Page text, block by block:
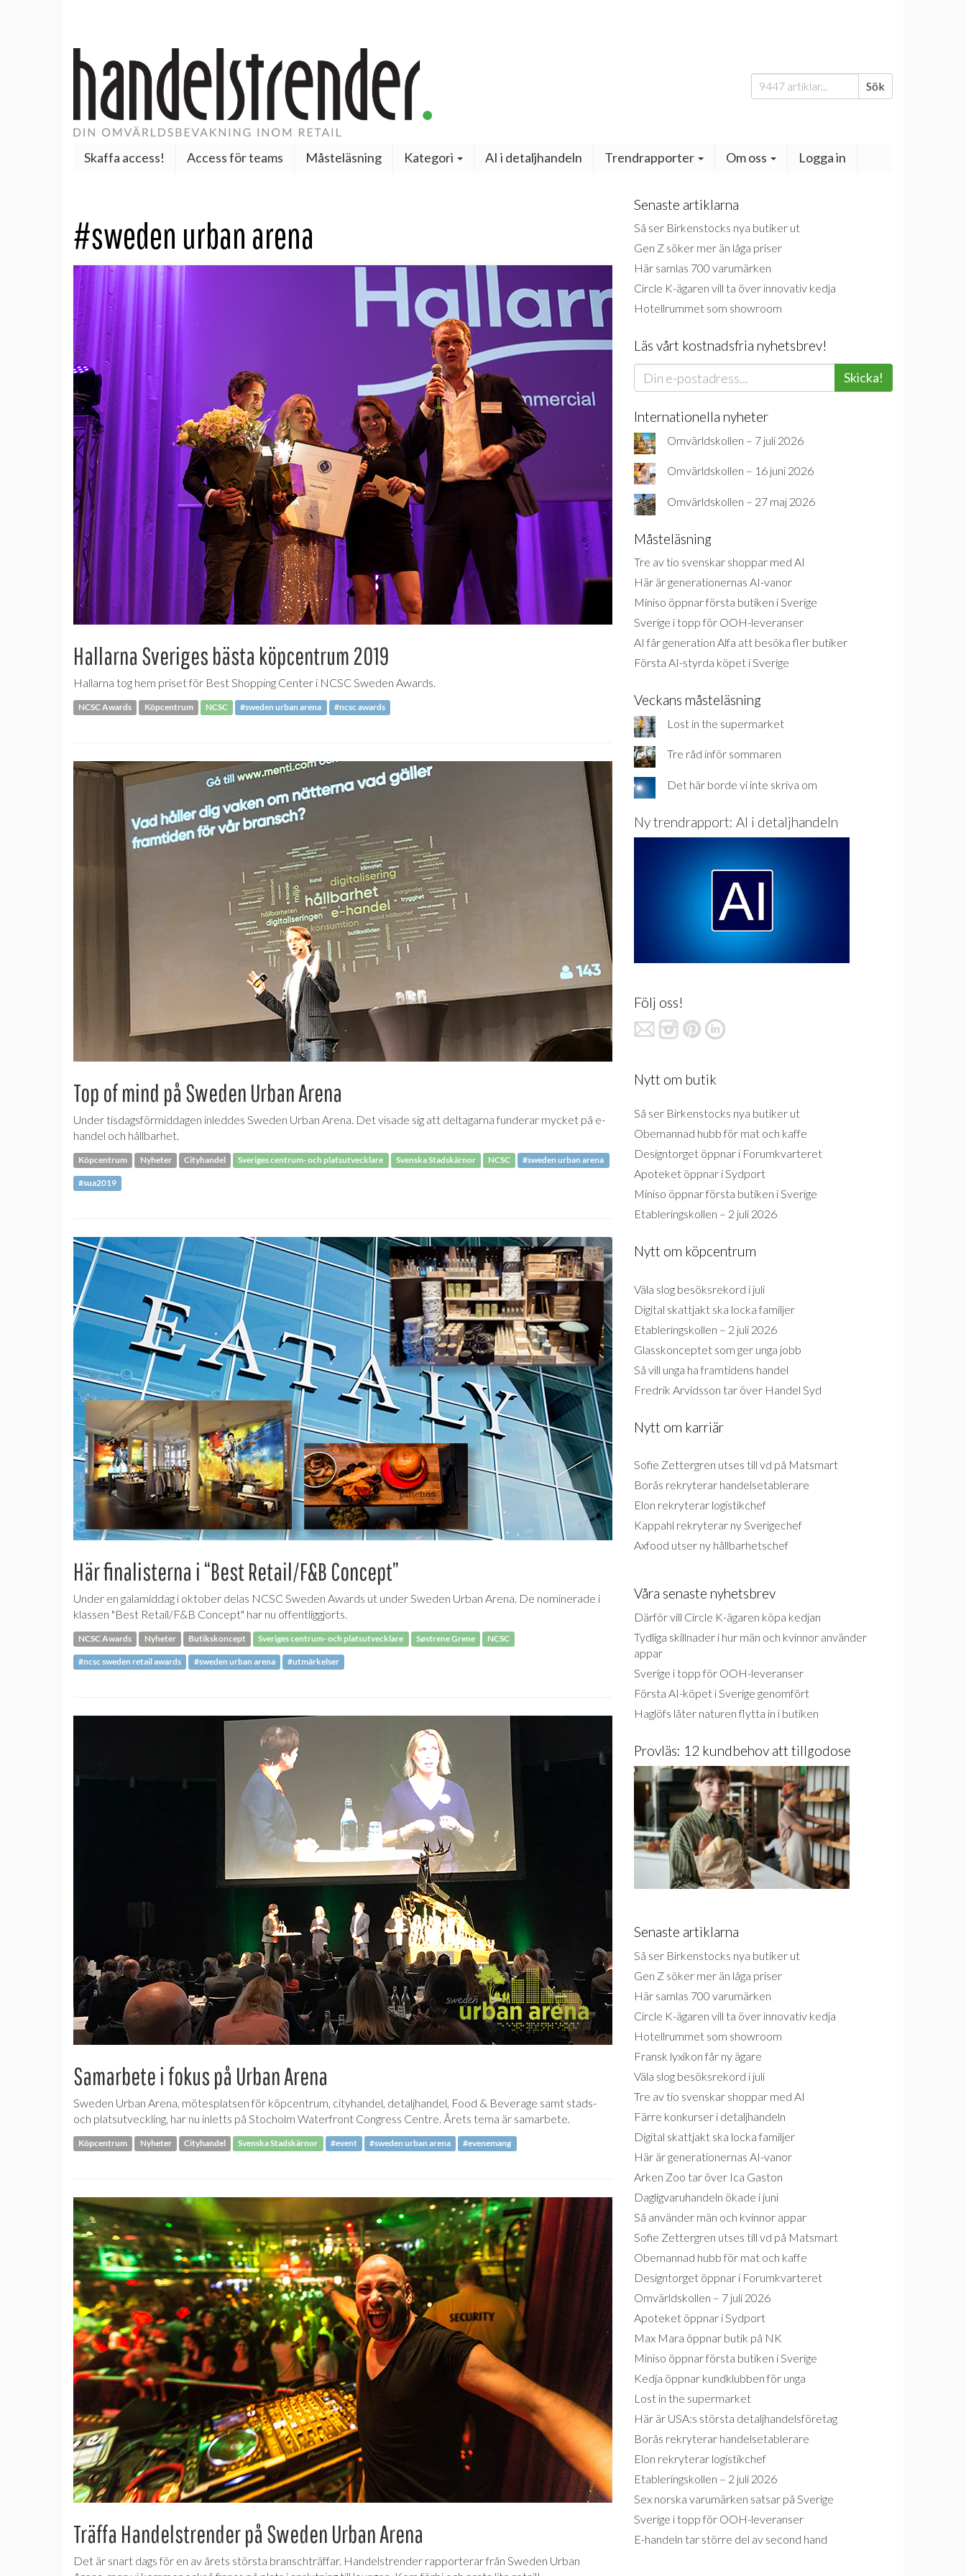
Sök
efter:
Sök
Skaffa access! Access för teams Måsteläsning Kategori AI i detaljhandeln Trendrapporter Om oss Logga in
#sweden urban arena
Hallarna Sveriges bästa köpcentrum 2019
Hallarna tog hem priset för Best Shopping Center i NCSC Sweden Awards.
NCSC Awards Köpcentrum NCSC #sweden urban arena #ncsc awards
Top of mind på Sweden Urban Arena
Under tisdagsförmiddagen inleddes Sweden Urban Arena. Det visade sig att deltagarna funderar mycket på e-
handel och hållbarhet.
Köpcentrum Nyheter Cityhandel Sveriges centrum- och platsutvecklare Svenska Stadskärnor NCSC #sweden urban arena
#sua2019
Här finalisterna i “Best Retail/F&B Concept”
Under en galamiddag i oktober delas NCSC Sweden Awards ut under Sweden Urban Arena. De nominerade i
klassen "Best Retail/F&B Concept" har nu offentliggjorts.
NCSC Awards Nyheter Butikskoncept Sveriges centrum- och platsutvecklare Søstrene Grene NCSC
#ncsc sweden retail awards #sweden urban arena #utmärkelser
Samarbete i fokus på Urban Arena
Sweden Urban Arena, mötesplatsen för köpcentrum, cityhandel, detaljhandel, Food & Beverage samt stads-
och platsutveckling, har nu inletts på Stocholm Waterfront Congress Centre. Årets tema är samarbete.
Köpcentrum Nyheter Cityhandel Svenska Stadskärnor #event #sweden urban arena #evenemang
Träffa Handelstrender på Sweden Urban Arena
Det är snart dags för en av årets största branschträffar. Handelstrender rapporterar från Sweden Urban
Senaste artiklarna
Så ser Birkenstocks nya butiker ut
Gen Z söker mer än låga priser
Här samlas 700 varumärken
Circle K-ägaren vill ta över innovativ kedja
Hotellrummet som showroom
Läs vårt kostnadsfria nyhetsbrev!
Skicka!
Internationella nyheter
Omvärldskollen – 7 juli 2026
Omvärldskollen – 16 juni 2026
Omvärldskollen – 27 maj 2026
Måsteläsning
Tre av tio svenskar shoppar med AI
Här är generationernas AI-vanor
Miniso öppnar första butiken i Sverige
Sverige i topp för OOH-leveranser
AI får generation Alfa att besöka fler butiker
Första AI-styrda köpet i Sverige
Veckans måsteläsning
Lost in the supermarket
Tre råd inför sommaren
Det här borde vi inte skriva om
Ny trendrapport: AI i detaljhandeln
Följ oss!
Nytt om butik
Så ser Birkenstocks nya butiker ut
Obemannad hubb för mat och kaffe
Designtorget öppnar i Forumkvarteret
Apoteket öppnar i Sydport
Miniso öppnar första butiken i Sverige
Etableringskollen – 2 juli 2026
Nytt om köpcentrum
Väla slog besöksrekord i juli
Digital skattjakt ska locka familjer
Etableringskollen – 2 juli 2026
Glasskonceptet som ger unga jobb
Så vill unga ha framtidens handel
Fredrik Arvidsson tar över Handel Syd
Nytt om karriär
Sofie Zettergren utses till vd på Matsmart
Borås rekryterar handelsetablerare
Elon rekryterar logistikchef
Kappahl rekryterar ny Sverigechef
Axfood utser ny hållbarhetschef
Våra senaste nyhetsbrev
Därför vill Circle K-ägaren köpa kedjan
Tydliga skillnader i hur män och kvinnor använder
appar
Sverige i topp för OOH-leveranser
Första AI-köpet i Sverige genomfört
Haglöfs låter naturen flytta in i butiken
Provläs: 12 kundbehov att tillgodose
Senaste artiklarna
Så ser Birkenstocks nya butiker ut
Gen Z söker mer än låga priser
Här samlas 700 varumärken
Circle K-ägaren vill ta över innovativ kedja
Hotellrummet som showroom
Fransk lyxikon får ny ägare
Väla slog besöksrekord i juli
Tre av tio svenskar shoppar med AI
Färre konkurser i detaljhandeln
Digital skattjakt ska locka familjer
Här är generationernas AI-vanor
Arken Zoo tar över Ica Gaston
Dagligvaruhandeln ökade i juni
Så använder män och kvinnor appar
Sofie Zettergren utses till vd på Matsmart
Obemannad hubb för mat och kaffe
Designtorget öppnar i Forumkvarteret
Omvärldskollen – 7 juli 2026
Apoteket öppnar i Sydport
Max Mara öppnar butik på NK
Miniso öppnar första butiken i Sverige
Kedja öppnar kundklubben för unga
Lost in the supermarket
Här är USA:s största detaljhandelsföretag
Borås rekryterar handelsetablerare
Elon rekryterar logistikchef
Etableringskollen – 2 juli 2026
Sex norska varumärken satsar på Sverige
Sverige i topp för OOH-leveranser
E-handeln tar större del av second hand